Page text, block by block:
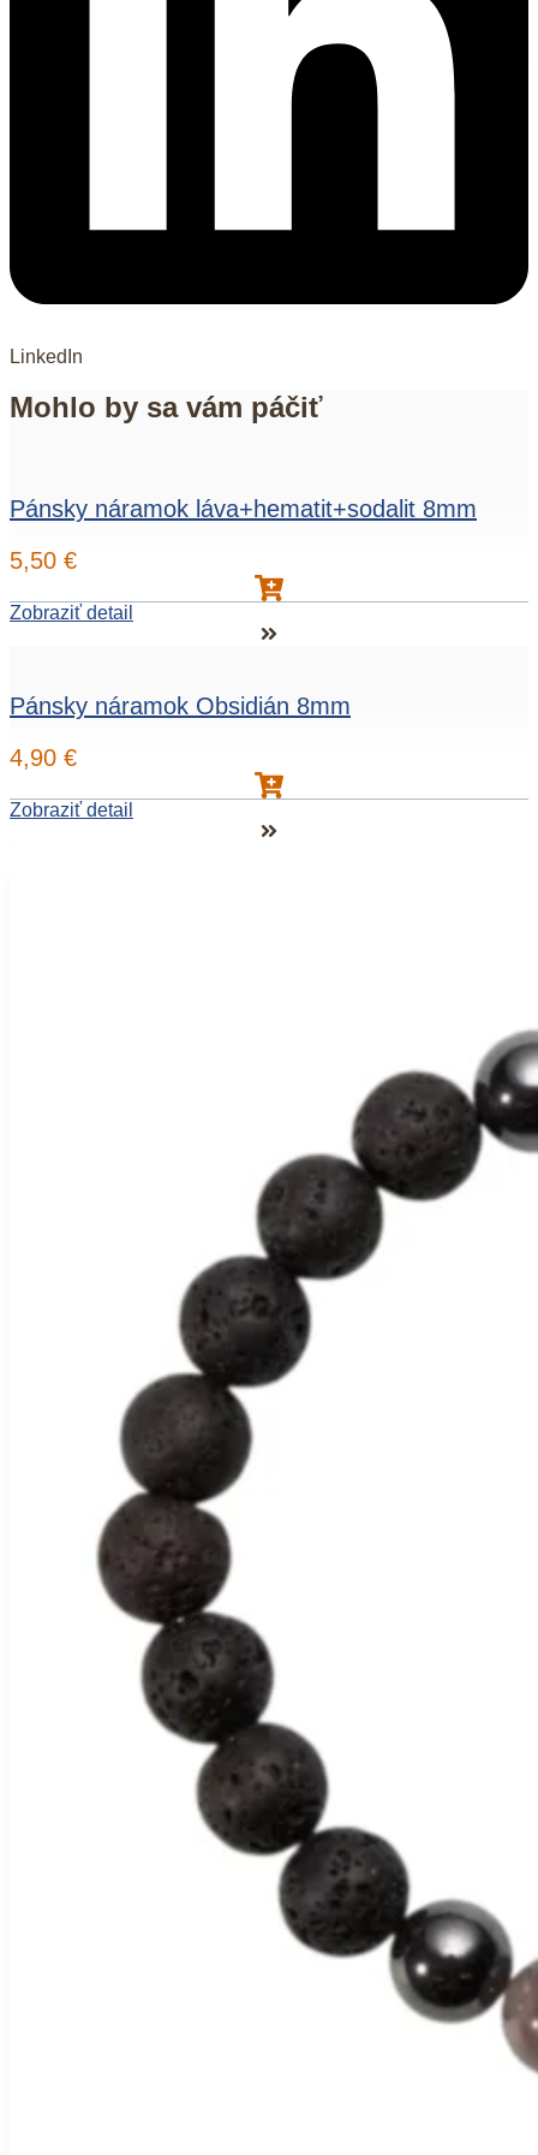
LinkedIn
Mohlo by sa vám páčiť
Pánsky náramok láva+hematit+sodalit 8mm
5,50 €
Zobraziť detail
Pánsky náramok Obsidián 8mm
4,90 €
Zobraziť detail